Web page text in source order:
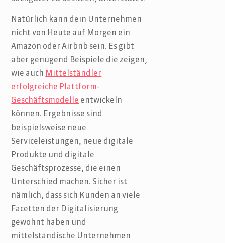
Natürlich kann dein Unternehmen
nicht von Heute auf Morgen ein
Amazon oder Airbnb sein. Es gibt
aber genügend Beispiele die zeigen,
wie auch Mittelständler
erfolgreiche Plattform-
Geschäftsmodelle entwickeln
können. Ergebnisse sind
beispielsweise neue
Serviceleistungen, neue digitale
Produkte und digitale
Geschäftsprozesse, die einen
Unterschied machen. Sicher ist
nämlich, dass sich Kunden an viele
Facetten der Digitalisierung
gewöhnt haben und
mittelständische Unternehmen